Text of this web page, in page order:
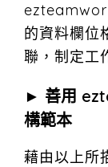
的資料欄位
聯，制定工
► 善用
構範本
藉由以上所